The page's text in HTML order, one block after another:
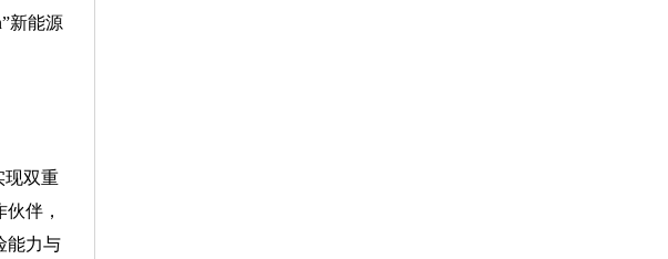
新能源
双重
伴，
能力与